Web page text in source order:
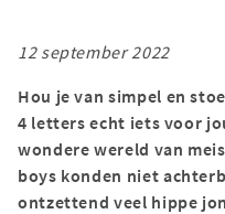
12 september 2022
Hou je van simpel en
4 letters echt iets voor
wondere wereld van
boys konden niet
ontzettend veel hippe